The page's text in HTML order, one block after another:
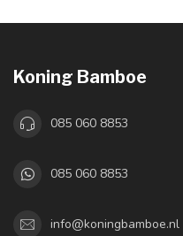
Koning Bamboe
085 060 8853
085 060 8853
info@koningbamboe.nl